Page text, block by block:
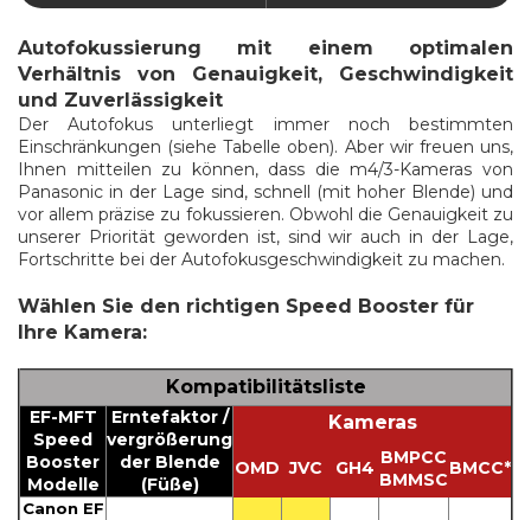
Autofokussierung mit einem optimalen
Verhältnis von Genauigkeit, Geschwindigkeit
und Zuverlässigkeit
Der Autofokus unterliegt immer noch bestimmten
Einschränkungen (siehe Tabelle oben). Aber wir freuen uns,
Ihnen mitteilen zu können, dass die m4/3-Kameras von
Panasonic in der Lage sind, schnell (mit hoher Blende) und
vor allem präzise zu fokussieren. Obwohl die Genauigkeit zu
unserer Priorität geworden ist, sind wir auch in der Lage,
Fortschritte bei der Autofokusgeschwindigkeit zu machen.
Wählen Sie den richtigen Speed Booster für
Ihre Kamera:
Kompatibilitätsliste
EF-MFT
Speed
Booster
Modelle
Erntefaktor /
vergrößerung
der Blende
(Füße)
Kameras
OMD JVC GH4 BMPCC
BMMSC
BMCC*
Canon EF